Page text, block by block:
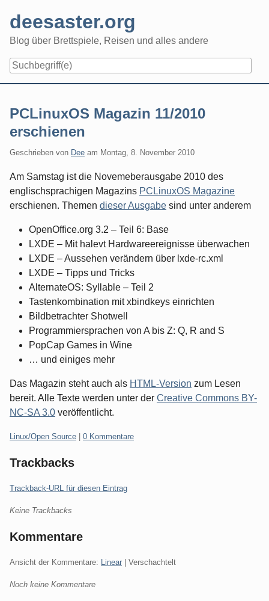
content
deesaster.org
Blog über Brettspiele, Reisen und alles andere
PCLinuxOS Magazin 11/2010
erschienen
Geschrieben von Dee am Montag, 8. November 2010
Am Samstag ist die Novemeberausgabe 2010 des
englischsprachigen Magazins PCLinuxOS Magazine
erschienen. Themen dieser Ausgabe sind unter anderem
OpenOffice.org 3.2 – Teil 6: Base
LXDE – Mit halevt Hardwareereignisse überwachen
LXDE – Aussehen verändern über lxde-rc.xml
LXDE – Tipps und Tricks
AlternateOS: Syllable – Teil 2
Tastenkombination mit xbindkeys einrichten
Bildbetrachter Shotwell
Programmiersprachen von A bis Z: Q, R and S
PopCap Games in Wine
… und einiges mehr
Das Magazin steht auch als HTML-Version zum Lesen
bereit. Alle Texte werden unter der Creative Commons BY-
NC-SA 3.0 veröffentlicht.
Kategorien:
Linux/Open Source 0 Kommentare
Trackbacks
Trackback-URL für diesen Eintrag
Keine Trackbacks
Kommentare
Ansicht der Kommentare: Linear | Verschachtelt
Noch keine Kommentare